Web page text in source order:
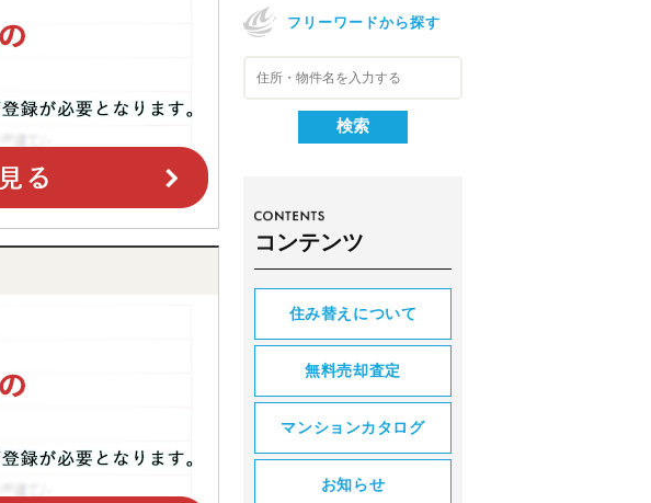
フリーワードから探す
コンテンツ
住み替えについて
無料売却査定
マンションカタログ
お知らせ